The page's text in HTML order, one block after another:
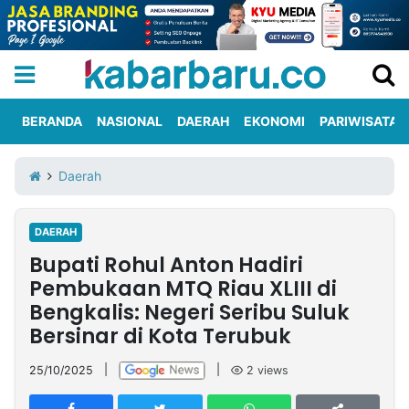
Iklan
Berita
Kami
Nasional
International
Olahraga
Entertainment
Daerah
Pariwisata
Kuliner
Kolom
Network
PT
TREETAN
BERANDA NASIONAL DAERAH EKONOMI PARIWISATA
Daerah
DAERAH
Bupati Rohul Anton Hadiri
Pembukaan MTQ Riau XLIII di
Bengkalis: Negeri Seribu Suluk
Bersinar di Kota Terubuk
25/10/2025 2 views